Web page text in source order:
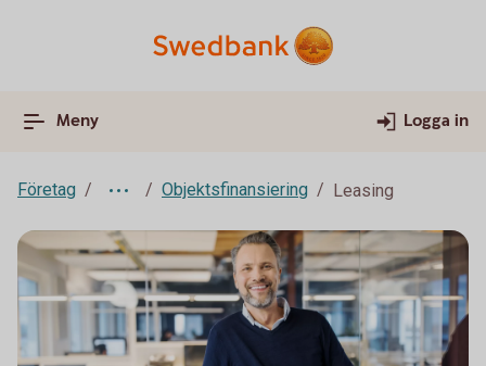
Meny Logga in
Företag Objektsfinansiering Leasing